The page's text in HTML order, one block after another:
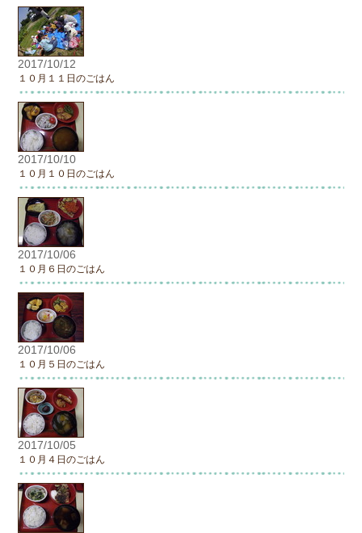
2017/10/12
１０月１１日のごはん
2017/10/10
１０月１０日のごはん
2017/10/06
１０月６日のごはん
2017/10/06
１０月５日のごはん
2017/10/05
１０月４日のごはん